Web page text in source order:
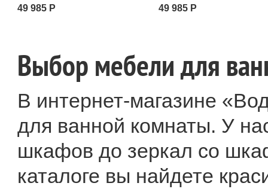
49 985 Р 49 985 Р
Выбор мебели для
В интернет-магазине
для ванной комнаты. У
шкафов до зеркал со
каталоге вы найдете